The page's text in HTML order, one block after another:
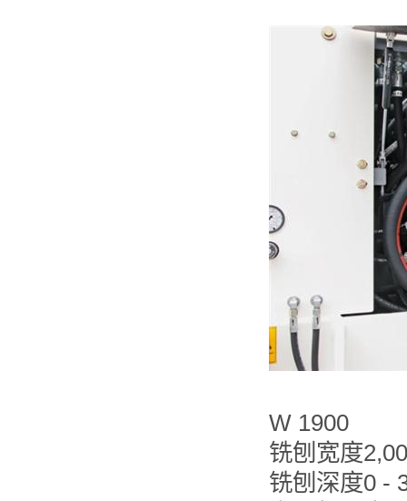
W 1900
铣刨宽度
铣刨深度0 -